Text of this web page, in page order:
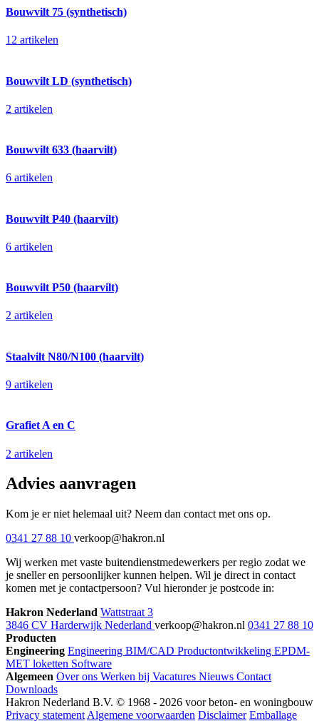
Bouwvilt 75 (synthetisch)
12 artikelen
Bouwvilt LD (synthetisch)
2 artikelen
Bouwvilt 633 (haarvilt)
6 artikelen
Bouwvilt P40 (haarvilt)
6 artikelen
Bouwvilt P50 (haarvilt)
2 artikelen
Staalvilt N80/N100 (haarvilt)
9 artikelen
Grafiet A en C
2 artikelen
Advies aanvragen
Kom je er niet helemaal uit? Neem dan contact met ons op.
0341 27 88 10 verkoop@hakron.nl
Wij werken met vaste buitendienstmedewerkers per regio zodat we
je sneller en persoonlijker kunnen helpen. Wil je direct in contact
komen met je contactpersoon? Vul hieronder je postcode in:
Hakron Nederland Wattstraat 3
3846 CV Harderwijk Nederland verkoop@hakron.nl 0341 27 88 10
Producten
Engineering Engineering BIM/CAD Productontwikkeling EPDM-
MET loketten Software
Algemeen Over ons Werken bij Vacatures Nieuws Contact
Downloads
Hakron Nederland B.V. © 1968 - 2026 voor beton- en woningbouw
Privacy statement Algemene voorwaarden Disclaimer Emballage